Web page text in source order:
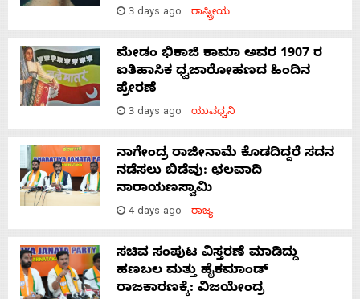
3 days ago ರಾಷ್ಟ್ರೀಯ
ಮೇಡಂ ಭಿಕಾಜಿ ಕಾಮಾ ಅವರ 1907 ರ
ಐತಿಹಾಸಿಕ ಧ್ವಜಾರೋಹಣದ ಹಿಂದಿನ
ಪ್ರೇರಣೆ
3 days ago ಯುವಧ್ವನಿ
ನಾಗೇಂದ್ರ ರಾಜೀನಾಮೆ ಕೊಡದಿದ್ದರೆ ಸದನ
ನಡೆಸಲು ಬಿಡೆವು: ಛಲವಾದಿ
ನಾರಾಯಣಸ್ವಾಮಿ
4 days ago ರಾಜ್ಯ
ಸಚಿವ ಸಂಪುಟ ವಿಸ್ತರಣೆ ಮಾಡಿದ್ದು
ಹಣಬಲ ಮತ್ತು ಹೈಕಮಾಂಡ್
ರಾಜಕಾರಣಕ್ಕೆ: ವಿಜಯೇಂದ್ರ